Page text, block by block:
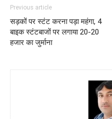
Previous article
सड़कों पर स्टंट करना पड़ा महंगा, 4
बाइक स्टंटबाजों पर लगाया 20-20
हजार का जुर्माना